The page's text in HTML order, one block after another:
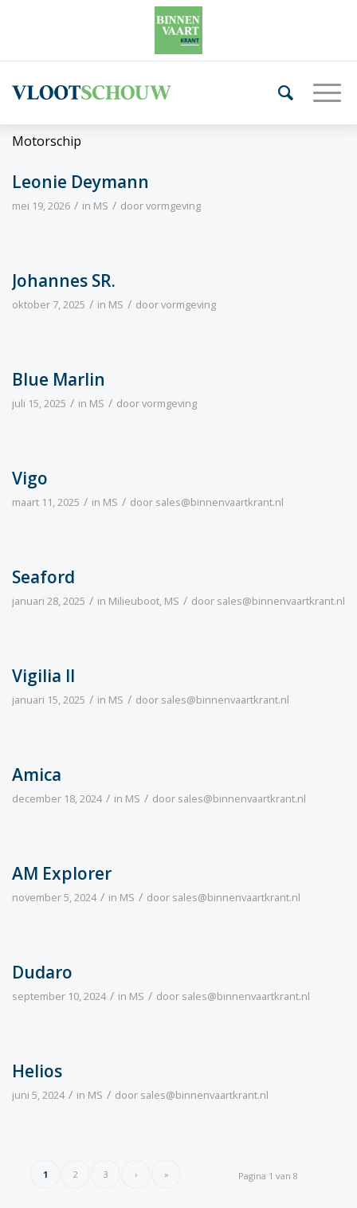
Motorschip
Leonie Deymann
mei 19, 2026 / in MS / doorvormgeving
Johannes SR.
oktober 7, 2025 / in MS / doorvormgeving
Blue Marlin
juli 15, 2025 / in MS / doorvormgeving
Vigo
maart 11, 2025 / in MS / door sales@binnenvaartkrant.nl
Seaford
januari 28, 2025 / in Milieuboot MS / door sales@binnenvaartkrant.nl
Vigilia II
januari 15, 2025 / in MS / door sales@binnenvaartkrant.nl
Amica
december 18, 2024 / in MS / door sales@binnenvaartkrant.nl
AM Explorer
november 5, 2024 / in MS / door sales@binnenvaartkrant.nl
Dudaro
september 10, 2024 / in MS / door sales@binnenvaartkrant.nl
Helios
juni 5, 2024 / in MS / door sales@binnenvaartkrant.nl
Pagina 1 van 8
1 2 3 › »